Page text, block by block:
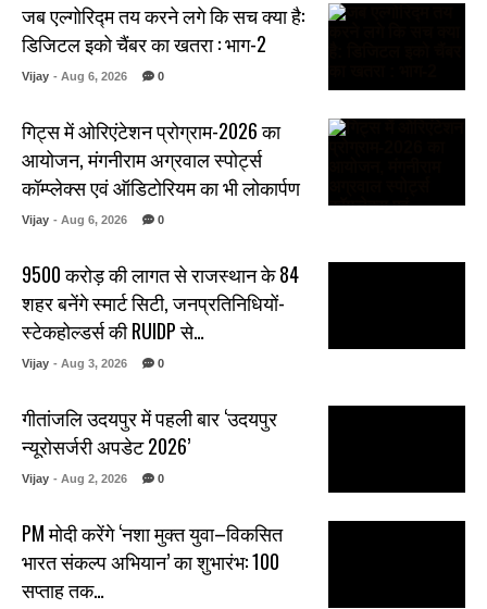
जब एल्गोरिद्म तय करने लगे कि सच क्या है:
डिजिटल इको चैंबर का खतरा : भाग-2
Vijay - Aug 6, 2026 0
गिट्स में ओरिएंटेशन प्रोग्राम-2026 का
आयोजन, मंगनीराम अग्रवाल स्पोर्ट्स
कॉम्प्लेक्स एवं ऑडिटोरियम का भी लोकार्पण
Vijay - Aug 6, 2026 0
₹9500 करोड़ की लागत से राजस्थान के 84
शहर बनेंगे स्मार्ट सिटी, जनप्रतिनिधियों-
स्टेकहोल्डर्स की RUIDP से…
Vijay - Aug 3, 2026 0
गीतांजलि उदयपुर में पहली बार ‘उदयपुर
न्यूरोसर्जरी अपडेट 2026’
Vijay - Aug 2, 2026 0
PM मोदी करेंगे ‘नशा मुक्त युवा–विकसित
भारत संकल्प अभियान’ का शुभारंभ: 100
सप्ताह तक…